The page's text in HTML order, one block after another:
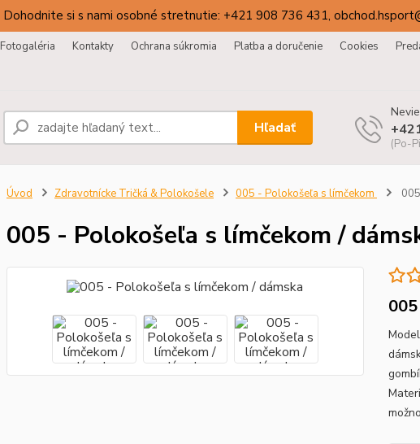
Dohodnite si s nami osobné stretnutie: +421 908 736 431,
Fotogaléria Kontakty Ochrana súkromia Platba a doručenie Cookies
Hľadať
(Po-
Úvod Zdravotnícke Tričká & Polokošele 005 - Polokošeľa s límčekom
005 - Polokošeľa s límčekom /